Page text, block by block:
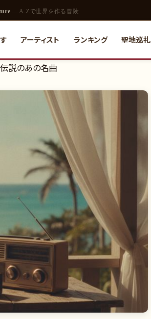
— A-Zで世界を作る冒険
アーティスト ランキング 聖地巡礼
伝説のあの名曲